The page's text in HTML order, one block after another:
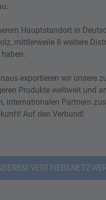
Hauptstandort in
mittlerweile 8 weitere
exportieren wir unsere
Produkte weltweit und
internationalen Partnern
Auf den Verbund!